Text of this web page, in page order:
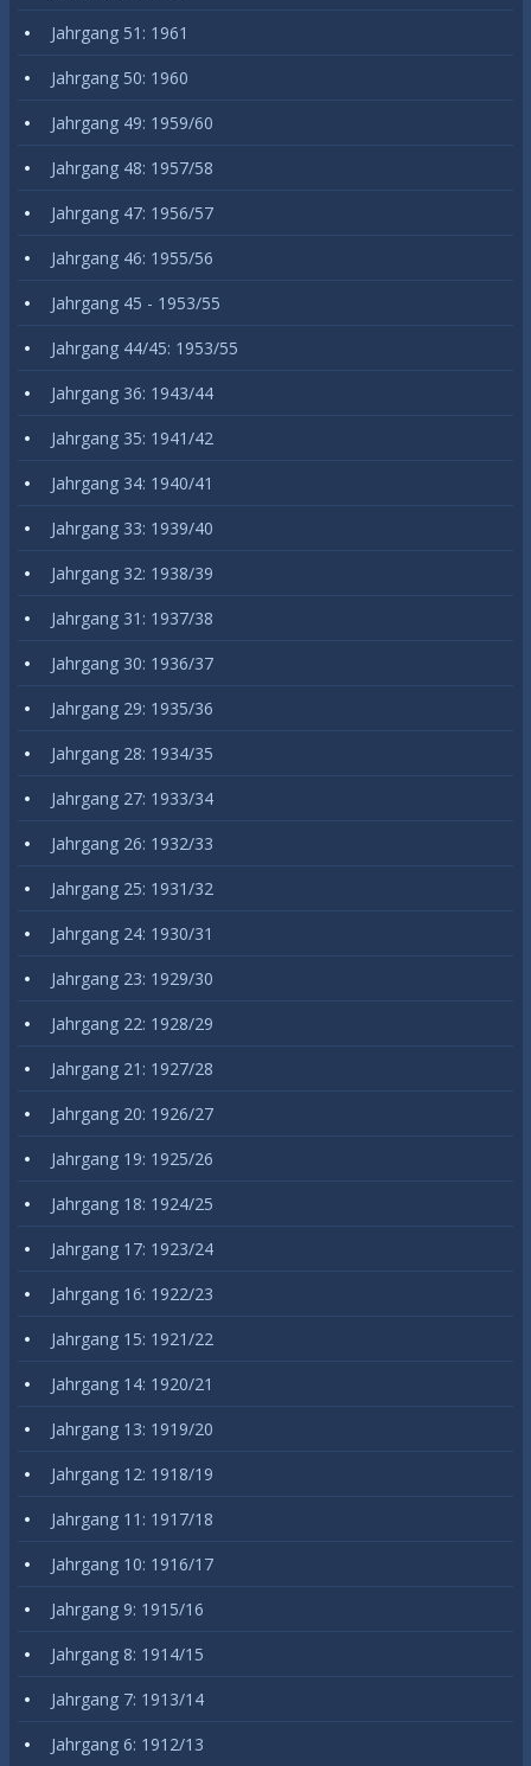
Jahrgang 51: 1961
Jahrgang 50: 1960
Jahrgang 49: 1959/60
Jahrgang 48: 1957/58
Jahrgang 47: 1956/57
Jahrgang 46: 1955/56
Jahrgang 45 - 1953/55
Jahrgang 44/45: 1953/55
Jahrgang 36: 1943/44
Jahrgang 35: 1941/42
Jahrgang 34: 1940/41
Jahrgang 33: 1939/40
Jahrgang 32: 1938/39
Jahrgang 31: 1937/38
Jahrgang 30: 1936/37
Jahrgang 29: 1935/36
Jahrgang 28: 1934/35
Jahrgang 27: 1933/34
Jahrgang 26: 1932/33
Jahrgang 25: 1931/32
Jahrgang 24: 1930/31
Jahrgang 23: 1929/30
Jahrgang 22: 1928/29
Jahrgang 21: 1927/28
Jahrgang 20: 1926/27
Jahrgang 19: 1925/26
Jahrgang 18: 1924/25
Jahrgang 17: 1923/24
Jahrgang 16: 1922/23
Jahrgang 15: 1921/22
Jahrgang 14: 1920/21
Jahrgang 13: 1919/20
Jahrgang 12: 1918/19
Jahrgang 11: 1917/18
Jahrgang 10: 1916/17
Jahrgang 9: 1915/16
Jahrgang 8: 1914/15
Jahrgang 7: 1913/14
Jahrgang 6: 1912/13